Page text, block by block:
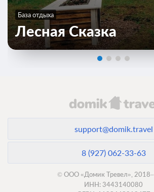
База отдыха
Лесная Сказка
support@domik.travel
8 (927) 062-33-63
© ООО «Домик Тревел»,
ИНН: 3443140080